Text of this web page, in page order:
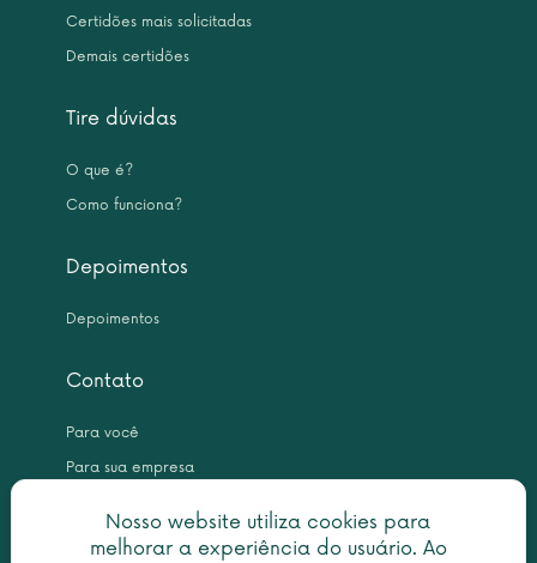
Nosso website utiliza cookies para
melhorar a experiência do usuário. Ao
Certidões mais solicitadas
Demais certidões
Tire dúvidas
O que é?
Como funciona?
Depoimentos
Depoimentos
Contato
Para você
Para sua empresa